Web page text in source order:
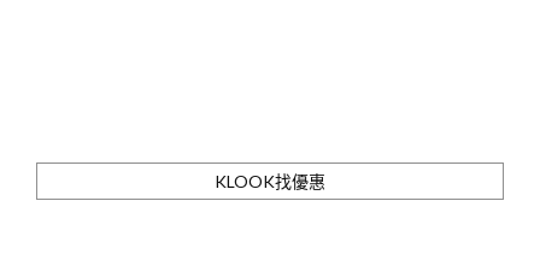
KLOOK找優惠